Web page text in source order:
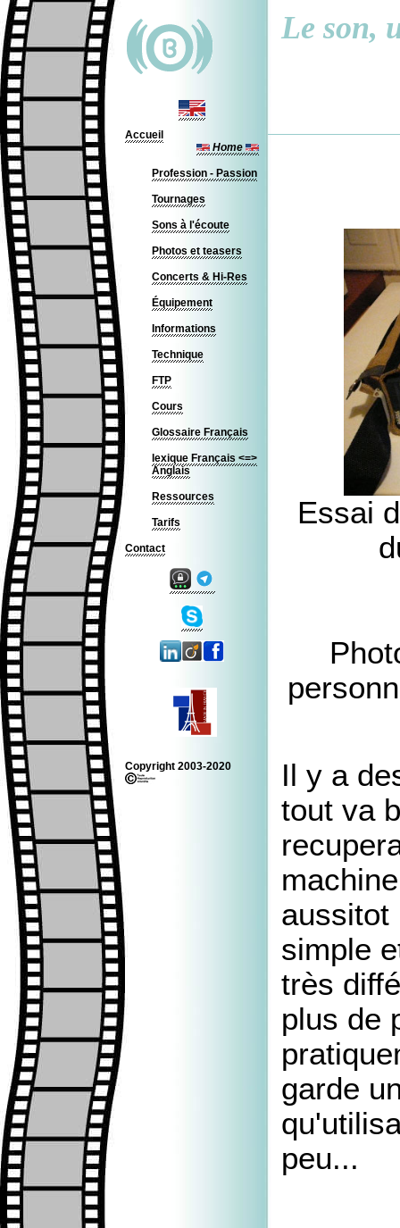
Accueil
Home
Profession - Passion
Tournages
Sons à l'écoute
Photos et teasers
Concerts & Hi-Res
Équipement
Informations
Technique
FTP
Cours
Glossaire Français
lexique Français <=>
Anglais
Ressources
Tarifs
Contact
Copyright 2003-2020
Le son,
Essai
Il y a
tout va
aussitot
simple
très
plus de
garde
peu...